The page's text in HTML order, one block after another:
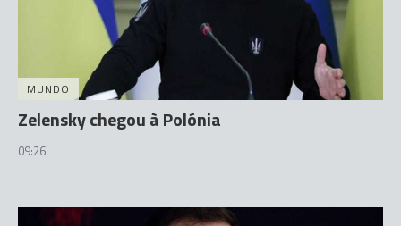
MUNDO
Zelensky chegou à Polónia
09:26